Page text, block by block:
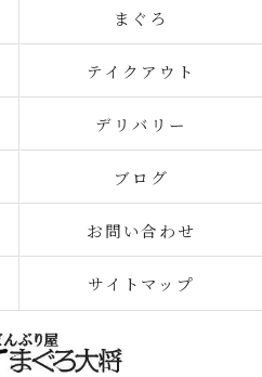
まぐろ
テイクアウト
デリバリー
ブログ
お問い合わせ
サイトマップ